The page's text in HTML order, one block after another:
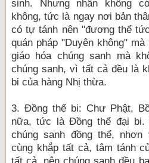
sinh. Nhưng nhân không
không, tức là ngay nơi bản
có tự tánh nên "đương thể
quán pháp "Duyên không"
giáo hóa chúng sanh mà
chúng sanh, vì tất cả đều là
bi của hàng Nhị thừa.
3. Đồng thể bi: Chư Phật,
nữa, tức là Đồng thể đại bi.
chúng sanh đồng thể,
cùng khắp tất cả, tâm tánh